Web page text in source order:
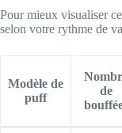
Pour mieux visualiser
selon votre rythme de
Modèle de
puff
de